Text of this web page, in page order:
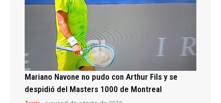
Mariano Navone no pudo con Arthur Fils y se
despidió del Masters 1000 de Montreal